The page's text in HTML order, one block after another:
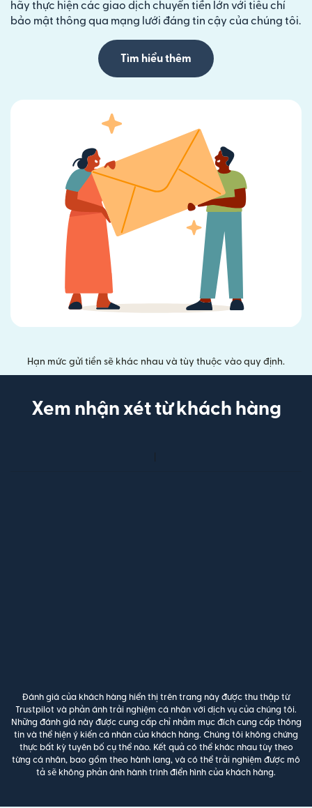
hãy thực hiện các giao dịch chuyển tiền lớn với tiêu chí
bảo mật thông qua mạng lưới đáng tin cậy của chúng tôi.
Tìm hiểu thêm
Hạn mức gửi tiền sẽ khác nhau và tùy thuộc vào quy định.
Xem nhận xét từ khách hàng
Đánh giá của khách hàng hiển thị trên trang này được thu thập từ
Trustpilot và phản ánh trải nghiệm cá nhân với dịch vụ của chúng tôi.
Những đánh giá này được cung cấp chỉ nhằm mục đích cung cấp thông
tin và thể hiện ý kiến cá nhân của khách hàng. Chúng tôi không chứng
thực bất kỳ tuyên bố cụ thể nào. Kết quả có thể khác nhau tùy theo
từng cá nhân, bao gồm theo hành lang, và có thể trải nghiệm được mô
tả sẽ không phản ánh hành trình điển hình của khách hàng.